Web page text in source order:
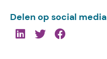
Delen op social media